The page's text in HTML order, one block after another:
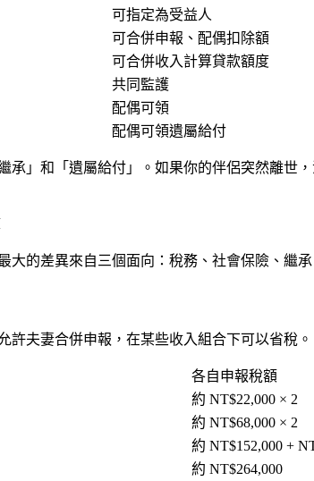
可指定為受益人
可合併申報、配偶扣除額
可合併收入計算貸款額度
共同監護
配偶可領
配偶可領遺屬給付
承」和「遺屬給付」。如果你的伴侶突然離世
大的差異來自三個面向：稅務、社會保險、繼承
許夫妻合併申報，在某些收入組合下可以省稅。
各自申報稅額
約 NT$22,000 × 2
約 NT$68,000 × 2
約 NT$152,000 +
約 NT$264,000